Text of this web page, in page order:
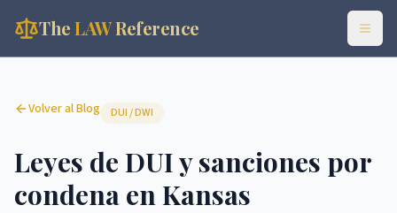
TheLAWReference
Volver al Blog DUI / DWI
Leyes de DUI y sanciones por
condena en Kansas